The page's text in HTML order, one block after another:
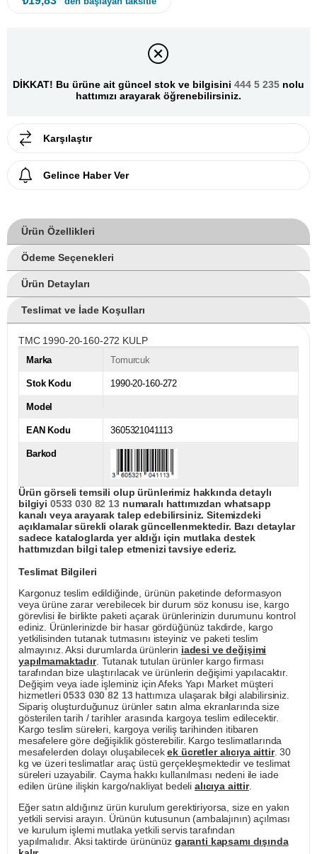
DİKKAT! Bu ürüne ait güncel stok ve bilgisini 444 5 235 nolu
hattımızı arayarak öğrenebilirsiniz.
Karşılaştır
Gelince Haber Ver
Ürün Özellikleri
Ödeme Seçenekleri
Ürün Detayları
Teslimat ve İade Koşulları
TMC 1990-20-160-272 KULP
Marka Tomurcuk
Stok Kodu 1990-20-160-272
Model
EAN Kodu 3605321041113
Barkod
Ürün görseli temsili olup ürünlerimiz hakkında detaylı
bilgiyi 0533 030 82 13numaralı hattımızdan whatsapp
kanalı veya arayarak talep edebilirsiniz. Sitemizdeki
açıklamalar sürekli olarak güncellenmektedir. Bazı detaylar
sadece kataloglarda yer aldığı için mutlaka destek
hattımızdan bilgi talep etmenizi tavsiye ederiz.
Teslimat Bilgileri
Kargonuz teslim edildiğinde, ürünün paketinde deformasyon
veya ürüne zarar verebilecek bir durum söz konusu ise, kargo
görevlisi ile birlikte paketi açarak ürünlerinizin durumunu kontrol
ediniz. Ürünlerinizde bir hasar gördüğünüz takdirde, kargo
yetkilisinden tutanak tutmasını isteyiniz ve paketi teslim
almayınız. Aksi durumlarda ürünlerin iadesi ve değişimi
yapılmamaktadır. Tutanak tutulan ürünler kargo firması
tarafından bize ulaştırılacak ve ürünlerin değişimi yapılacaktır.
Değişim veya iade işleminiz için Afeks Yapı Market müşteri
hizmetleri0533 030 82 13hattımıza ulaşarak bilgi alabilirsiniz.
Sipariş oluşturduğunuz ürünler satın alma ekranlarında size
gösterilen tarih / tarihler arasında kargoya teslim edilecektir.
Kargo teslim süreleri, kargoya veriliş tarihinden itibaren
mesafelere göre değişiklik gösterebilir. Kargo teslimatlarında
mesafelerden dolayı oluşabilecekek ücretler alıcıya aittir. 30
kg ve üzeri teslimatlar araç üstü gerçekleşmektedir ve teslimat
süreleri uzayabilir. Cayma hakkı kullanılması nedeni ile iade
edilen ürüne ilişkin kargo/nakliyat bedeli alıcıya aittir.
Eğer satın aldığınız ürün kurulum gerektiriyorsa, size en yakın
yetkili servisi arayın. Ürünün kutusunun (ambalajının) açılması
ve kurulum işlemi mutlaka yetkili servis tarafından
yapılmalıdır. Aksi taktirde ürününüz garanti kapsamı dışında